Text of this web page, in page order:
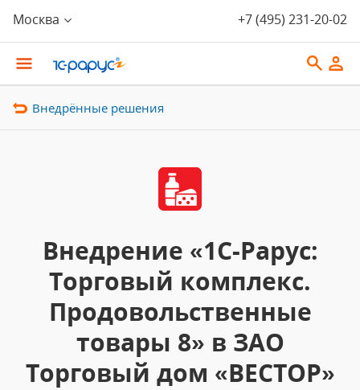
Москва +7 (495) 231-20-02
Внедрённые решения
Внедрение «1С-Рарус:
Торговый комплекс.
Продовольственные
товары 8» в ЗАО
Торговый дом «ВЕСТОР»